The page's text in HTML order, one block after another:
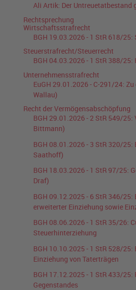
Ali Artik: Der Untreuetatbestand
Rechtsprechung
Wirtschaftsstrafrecht
BGH 19.03.2026 - 1 StR 618/25:
Steuerstrafrecht/Steuerrecht
BGH 04.03.2026 - 1 StR 388/25:
Unternehmensstrafrecht
EuGH 29.01.2026 - C-291/24:
Wallau)
Recht der Vermögensabschöpfung
BGH 29.01.2026 - 2 StR 549/25:
Bittmann)
BGH 08.01.2026 - 3 StR 320/25:
Saathoff)
BGH 18.03.2026 - 1 StR 97/25:
Draf)
BGH 09.12.2025 - 6 StR 346/25:
erweiterter Einziehung sowie
BGH 08.06.2026 - 1 StR 35/26:
Steuerhinterziehung
BGH 10.10.2025 - 1 StR 528/25:
Einziehung von Taterträgen
BGH 17.12.2025 - 1 StR 433/25:
Gegenstandes